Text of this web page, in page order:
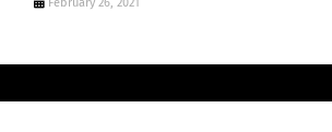
February 26, 2021